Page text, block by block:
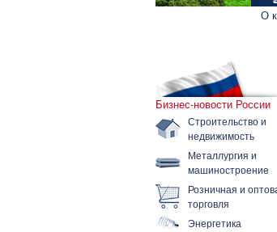
О
Бизнес-новости России
Строительство и
недвижимость
Металлургия и
машиностроение
Розничная и
торговля
Энергетика